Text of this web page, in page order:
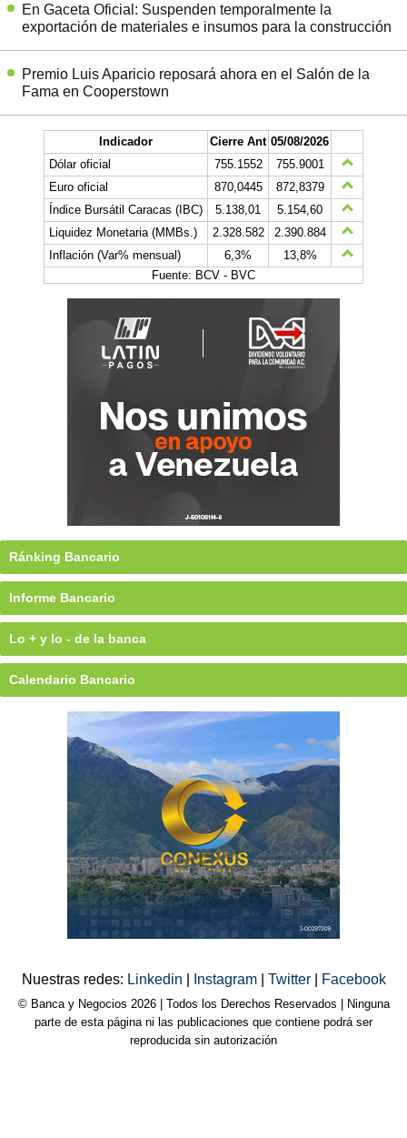
En Gaceta Oficial: Suspenden temporalmente la
exportación de materiales e insumos para la construcción
Premio Luis Aparicio reposará ahora en el Salón de la
Fama en Cooperstown
Indicador Cierre Ant 05/08/2026
Dólar oficial
755.1552
755.9001
Euro oficial
870,0445
872,8379
Índice Bursátil Caracas (IBC)
5.138,01
5.154,60
Liquidez Monetaria (MMBs.)
2.328.582
2.390.884
Inflación (Var% mensual)
6,3%
13,8%
Fuente: BCV - BVC
Ránking Bancario
Informe Bancario
Lo + y lo - de la banca
Calendario Bancario
Nuestras redes: Linkedin Instagram Twitter Facebook
© Banca y Negocios 2026 | Todos los Derechos Reservados | Ninguna
parte de esta página ni las publicaciones que contiene podrá ser
reproducida sin autorización